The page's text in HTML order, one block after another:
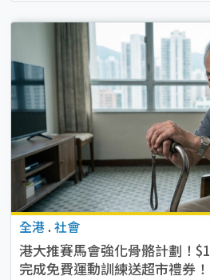
全港 . 社會
港大推賽馬會強化骨骼計劃！
完成免費運動訓練送超市禮券